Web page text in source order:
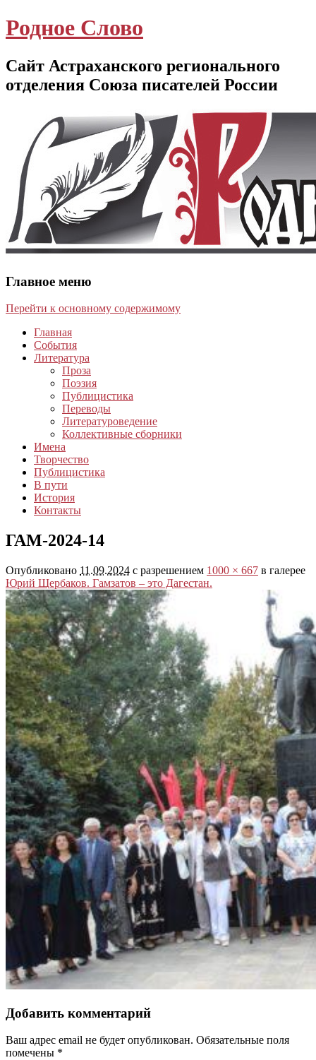
Родное Слово
Сайт Астраханского регионального
отделения Союза писателей России
Главное меню
Перейти к основному содержимому
Главная
События
Литература
Проза
Поэзия
Публицистика
Переводы
Литературоведение
Коллективные сборники
Имена
Творчество
Публицистика
В пути
История
Контакты
ГАМ-2024-14
Опубликовано 11.09.2024 с разрешением 1000 × 667 в галерее
Юрий Щербаков. Гамзатов – это Дагестан.
Добавить комментарий
Ваш адрес email не будет опубликован. Обязательные поля
помечены *